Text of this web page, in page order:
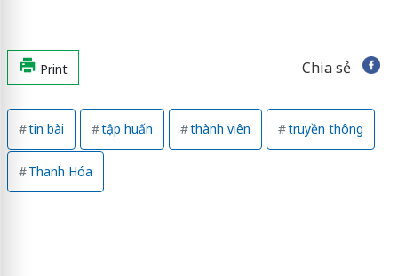
Print Chia sẻ
tin bài tập huấn thành viên truyền thông
Thanh Hóa